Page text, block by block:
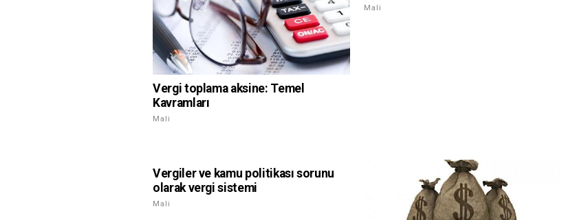
Vergi toplama aksine: Temel
Kavramları
Mali
Mali
Vergiler ve kamu politikası sorunu
olarak vergi sistemi
Mali